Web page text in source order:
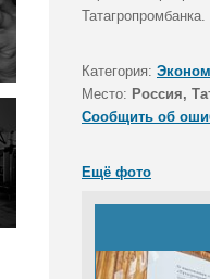
Татагропромбанка.
Категория:
Место: Россия,
Сообщить об
Ещё фото